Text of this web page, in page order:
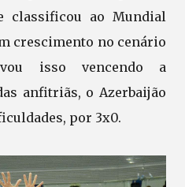
classificou ao Mundial
crescimento no cenário
isso vencendo a
anfitriãs, o Azerbaijão
por 3x0.